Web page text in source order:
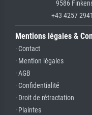
9586
+43 4257
Mentions légales &
· Contact
· Mention légales
· AGB
· Confidentialité
· Droit de rétractation
· Plaintes